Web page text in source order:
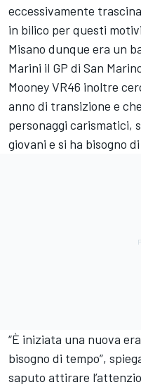
eccessivamente
in bilico per questi
Misano dunque era un
Marini il GP di San
Mooney VR46 inoltre
anno di transizione e
personaggi carismatici,
giovani e si ha bisogno
“È iniziata una nuova
bisogno di tempo”,
saputo attirare